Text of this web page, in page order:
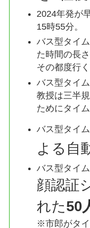
2024年発が
15時55分。
バス型タイ
た時間の長
その都度行
バス型タイ
教授は三半
ためにタイ
バス型タイ
よる自
バス型タイ
顔認証
れた50
※市郎がタ